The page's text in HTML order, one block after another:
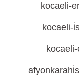
kocaeli-
kocaeli-